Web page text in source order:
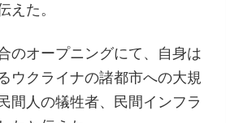
えた。
のオープニングにて、自身は
ウクライナの諸都市への大規
間人の犠牲者、民間インフラ